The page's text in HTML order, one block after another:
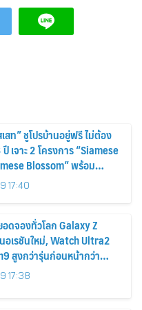
สท” ชูโปรบ้านอยู่ฟรี ไม่ต้อง
เจาะ 2 โครงการ “Siamese
Blossom” พร้อม
ทธิพิเศษถึง 31 สิงหาคม
17:40
ดจองทั่วโลก Galaxy Z
อเรชันใหม่, Watch Ultra2
สูงกว่ารุ่นก่อนหน้ากว่า
17:38